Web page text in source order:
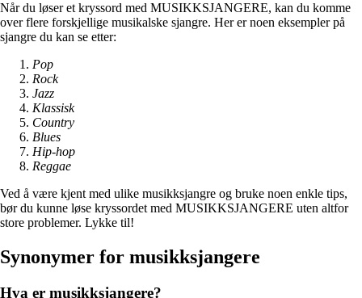
Når du løser et kryssord med MUSIKKSJANGERE, kan du komme
over flere forskjellige musikalske sjangre. Her er noen eksempler på
sjangre du kan se etter:
Pop
Rock
Jazz
Klassisk
Country
Blues
Hip-hop
Reggae
Ved å være kjent med ulike musikksjangre og bruke noen enkle tips,
bør du kunne løse kryssordet med MUSIKKSJANGERE uten altfor
store problemer. Lykke til!
Synonymer for musikksjangere
Hva er musikksjangere?